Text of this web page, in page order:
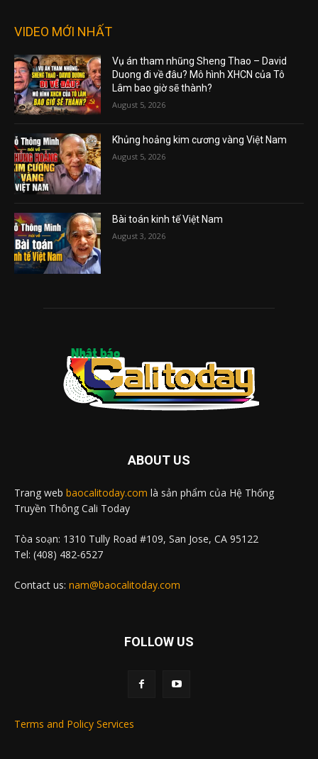
VIDEO MỚI NHẤT
Vụ án tham nhũng Sheng Thao – David
Duong đi về đâu? Mô hình XHCN của Tô
Lâm bao giờ sẽ thành?
August 5, 2026
Khủng hoảng kim cương vàng Việt Nam
August 5, 2026
Bài toán kinh tế Việt Nam
August 3, 2026
ABOUT US
Trang web baocalitoday.com là sản phẩm của Hệ Thống
Truyền Thông Cali Today
Tòa soạn: 1310 Tully Road #109, San Jose, CA 95122
Tel: (408) 482-6527
Contact us: nam@baocalitoday.com
FOLLOW US
Terms and Policy Services